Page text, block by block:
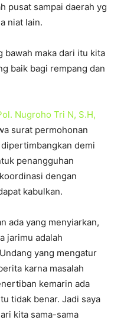
pusat sampai daerah yg
niat lain.
bawah maka dari itu kita
baik bagi rempang dan
Nugroho Tri N, S.H,
surat permohonan
demi
penangguhan
dengan
kabulkan.
ada yang menyiarkan,
jarimu adalah
yang mengatur
karna masalah
kemarin ada
tidak benar. Jadi saya
kita sama-sama